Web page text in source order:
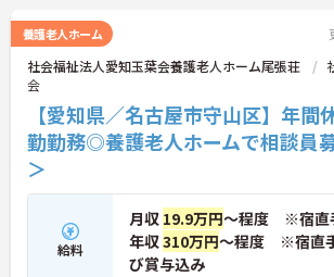
環境が整っております！
―――――――――――――――
■ 29名だからできる丁寧な支援♪
・地域密着型特別養護老人ホームでの勤務
・定員29名の小規模施設
・ユニットケアを大切にした支援環境
→ 利用者様の生活に寄り添った支援を実践しやす
養護老人ホーム
社会福祉法人愛知玉葉会養護老人ホーム尾張荘
会
【愛知県／名古屋市守山区】年間
勤勤務◎養護老人ホームで相談員
＞
給料
月収 19.9万円～程度 ※宿直
年収310万円～程度 ※宿直
び賞与込み